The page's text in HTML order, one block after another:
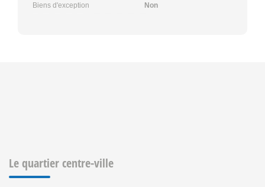
Biens d'exception Non
Le quartier centre-ville